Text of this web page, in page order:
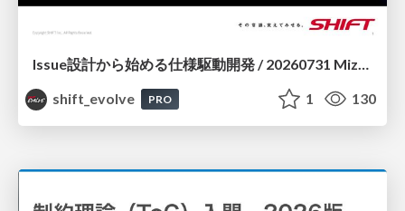
shift_evolve
PRO 1 130